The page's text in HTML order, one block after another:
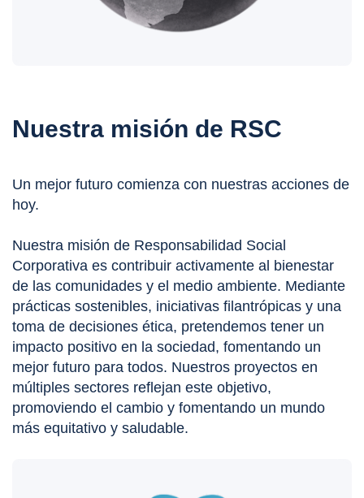
Nuestra misión de RSC
Un mejor futuro comienza con nuestras acciones de
hoy.
Nuestra misión de Responsabilidad Social
Corporativa es contribuir activamente al bienestar
de las comunidades y el medio ambiente. Mediante
prácticas sostenibles, iniciativas filantrópicas y una
toma de decisiones ética, pretendemos tener un
impacto positivo en la sociedad, fomentando un
mejor futuro para todos. Nuestros proyectos en
múltiples sectores reflejan este objetivo,
promoviendo el cambio y fomentando un mundo
más equitativo y saludable.